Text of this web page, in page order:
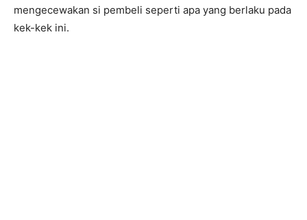
mengecewakan si pembeli seperti apa yang berlaku pada
kek-kek ini.